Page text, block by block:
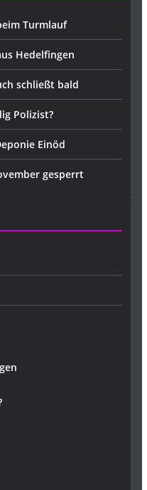
Turmlauf
Hedelfingen
schließt bald
Polizist?
Einöd
gesperrt